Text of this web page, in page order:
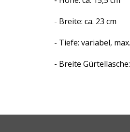
- Breite: ca. 23 cm
- Tiefe: variabel,
- Breite Gürtellasche: